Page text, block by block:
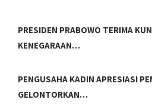
PRESIDEN PRABOWO TERIMA
KENEGARAAN…
PENGUSAHA KADIN APRESIASI
GELONTORKAN…